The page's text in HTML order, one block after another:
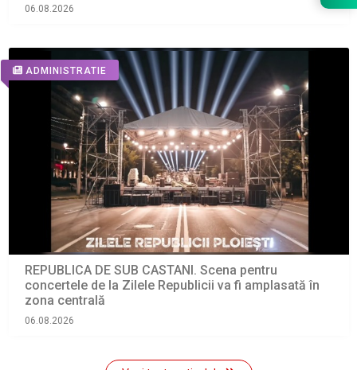
06.08.2026
ADMINISTRATIE
REPUBLICA DE SUB CASTANI. Scena pentru
concertele de la Zilele Republicii va fi amplasată în
zona centrală
06.08.2026